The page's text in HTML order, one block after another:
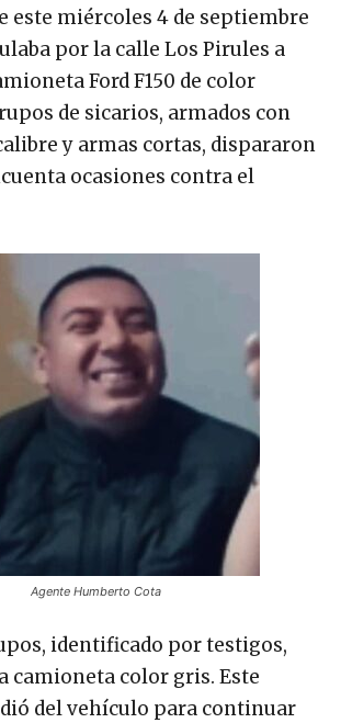
este miércoles 4 de septiembre
por la calle Los Pirules a
Ford F150 de color
de sicarios, armados con
y armas cortas, dispararon
ocasiones contra el
Agente Humberto Cota
identificado por testigos,
camioneta color gris. Este
del vehículo para continuar